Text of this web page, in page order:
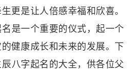
更是让人倍感幸福和欣喜。
是一个重要的仪式，起一个
健康成长和未来的发展。下
八字起名的大全，供各位父